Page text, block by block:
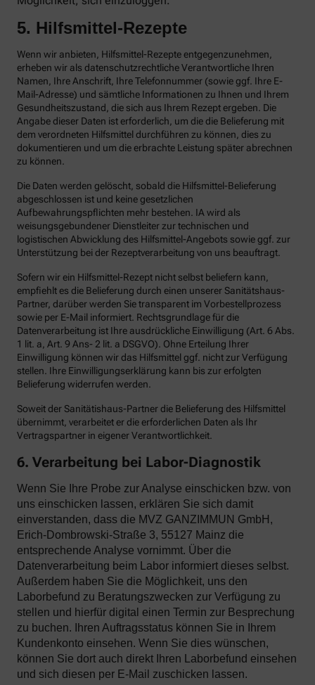
5. Hilfsmittel-Rezepte
Wenn wir anbieten, Hilfsmittel-Rezepte entgegenzunehmen,
erheben wir als datenschutzrechtliche Verantwortliche Ihren
Namen, Ihre Anschrift, Ihre Telefonnummer (sowie ggf. Ihre E-
Mail-Adresse) und sämtliche Informationen zu Ihnen und Ihrem
Gesundheitszustand, die sich aus Ihrem Rezept ergeben. Die
Angabe dieser Daten ist erforderlich, um die die Belieferung mit
dem verordneten Hilfsmittel durchführen zu können, dies zu
dokumentieren und um die erbrachte Leistung später abrechnen
zu können.
Die Daten werden gelöscht, sobald die Hilfsmittel-Belieferung
abgeschlossen ist und keine gesetzlichen
Aufbewahrungspflichten mehr bestehen. IA wird als
weisungsgebundener Dienstleiter zur technischen und
logistischen Abwicklung des Hilfsmittel-Angebots sowie ggf. zur
Unterstützung bei der Rezeptverarbeitung von uns beauftragt.
Sofern wir ein Hilfsmittel-Rezept nicht selbst beliefern kann,
empfiehlt es die Belieferung durch einen unserer Sanitätshaus-
Partner, darüber werden Sie transparent im Vorbestellprozess
sowie per E-Mail informiert. Rechtsgrundlage für die
Datenverarbeitung ist Ihre ausdrückliche Einwilligung (Art. 6 Abs.
1 lit. a, Art. 9 Ans- 2 lit. a DSGVO). Ohne Erteilung Ihrer
Einwilligung können wir das Hilfsmittel ggf. nicht zur Verfügung
stellen. Ihre Einwilligungserklärung kann bis zur erfolgten
Belieferung widerrufen werden.
Soweit der Sanitätishaus-Partner die Belieferung des Hilfsmittel
übernimmt, verarbeitet er die erforderlichen Daten als Ihr
Vertragspartner in eigener Verantwortlichkeit.
6. Verarbeitung bei Labor-Diagnostik
Wenn Sie Ihre Probe zur Analyse einschicken bzw. von
uns einschicken lassen, erklären Sie sich damit
einverstanden, dass die MVZ GANZIMMUN GmbH,
Erich-Dombrowski-Straße 3, 55127 Mainz die
entsprechende Analyse vornimmt. Über die
Datenverarbeitung beim Labor informiert dieses selbst.
Außerdem haben Sie die Möglichkeit, uns den
Laborbefund zu Beratungszwecken zur Verfügung zu
stellen und hierfür digital einen Termin zur Besprechung
zu buchen. Ihren Auftragsstatus können Sie in Ihrem
Kundenkonto einsehen. Wenn Sie dies wünschen,
können Sie dort auch direkt Ihren Laborbefund einsehen
und sich diesen per E-Mail zuschicken lassen.